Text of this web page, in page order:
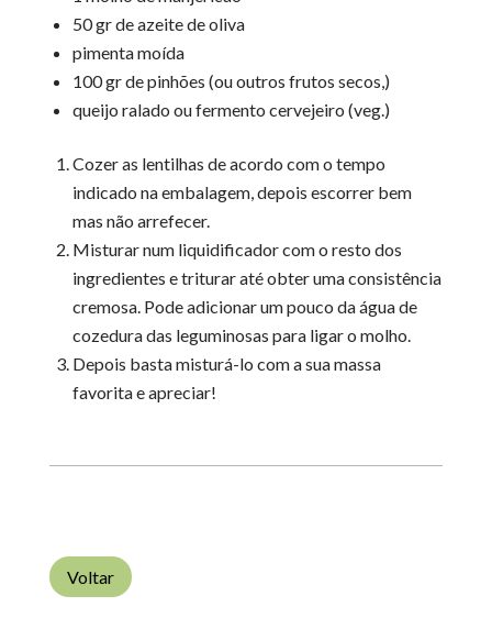
50 gr de azeite de oliva
pimenta moída
100 gr de pinhões (ou outros frutos secos,)
queijo ralado ou fermento cervejeiro (veg.)
Cozer as lentilhas de acordo com o tempo
indicado na embalagem, depois escorrer bem
mas não arrefecer.
Misturar num liquidificador com o resto dos
ingredientes e triturar até obter uma consistência
cremosa. Pode adicionar um pouco da água de
cozedura das leguminosas para ligar o molho.
Depois basta misturá-lo com a sua massa
favorita e apreciar!
Voltar